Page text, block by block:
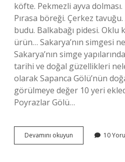
köfte. Pekmezli ayva
Pırasa böreği. Çerkez
budu. Balkabağı pidesi. Oklu
ürün… Sakarya’nın simgesi
Sakarya’nın simge
tarihi ve doğal güzellikleri
olarak Sapanca Gölü’nün
görülmeye değer 10 yeri
Poyrazlar Gölü…
Devamını okuyun Sakaryanın
Özelliği
10